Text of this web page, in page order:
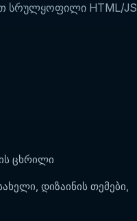
სრულყოფილი HTML/JS
ცხრილი
დიზაინის თემები,